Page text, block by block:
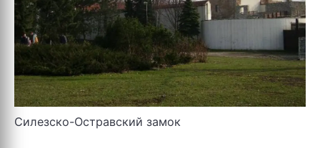
Силезско-Остравский замок